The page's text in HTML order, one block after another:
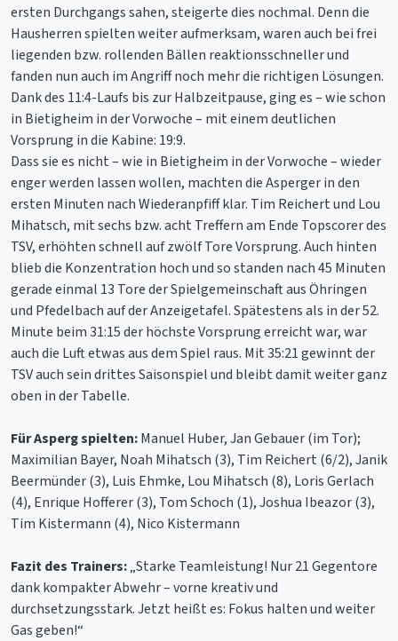
ersten Durchgangs sahen, steigerte dies nochmal. Denn die
Hausherren spielten weiter aufmerksam, waren auch bei frei
liegenden bzw. rollenden Bällen reaktionsschneller und
fanden nun auch im Angriff noch mehr die richtigen Lösungen.
Dank des 11:4-Laufs bis zur Halbzeitpause, ging es – wie schon
in Bietigheim in der Vorwoche – mit einem deutlichen
Vorsprung in die Kabine: 19:9.
Dass sie es nicht – wie in Bietigheim in der Vorwoche – wieder
enger werden lassen wollen, machten die Asperger in den
ersten Minuten nach Wiederanpfiff klar. Tim Reichert und Lou
Mihatsch, mit sechs bzw. acht Treffern am Ende Topscorer des
TSV, erhöhten schnell auf zwölf Tore Vorsprung. Auch hinten
blieb die Konzentration hoch und so standen nach 45 Minuten
gerade einmal 13 Tore der Spielgemeinschaft aus Öhringen
und Pfedelbach auf der Anzeigetafel. Spätestens als in der 52.
Minute beim 31:15 der höchste Vorsprung erreicht war, war
auch die Luft etwas aus dem Spiel raus. Mit 35:21 gewinnt der
TSV auch sein drittes Saisonspiel und bleibt damit weiter ganz
oben in der Tabelle.
Für Asperg spielten:Manuel Huber, Jan Gebauer (im Tor);
Maximilian Bayer, Noah Mihatsch (3), Tim Reichert (6/2), Janik
Beermünder (3), Luis Ehmke, Lou Mihatsch (8), Loris Gerlach
(4), Enrique Hofferer (3), Tom Schoch (1), Joshua Ibeazor (3),
Tim Kistermann (4), Nico Kistermann
Fazit des Trainers:„Starke Teamleistung! Nur 21 Gegentore
dank kompakter Abwehr – vorne kreativ und
durchsetzungsstark. Jetzt heißt es: Fokus halten und weiter
Gas geben!“